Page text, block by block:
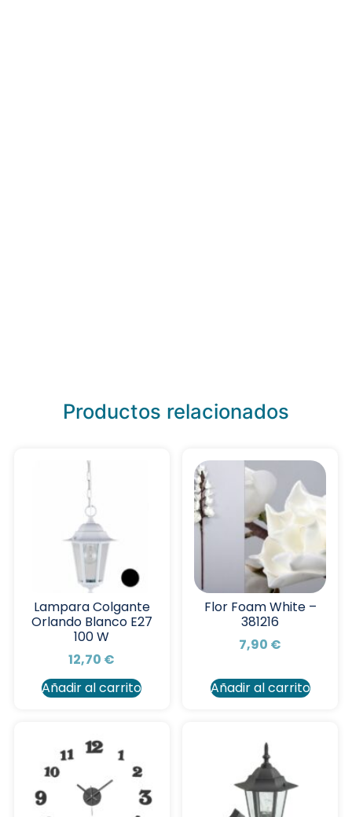
Productos relacionados
Lampara Colgante
Orlando Blanco E27
100 W
12,70 €
Añadir al carrito
Flor Foam White –
381216
7,90 €
Añadir al carrito